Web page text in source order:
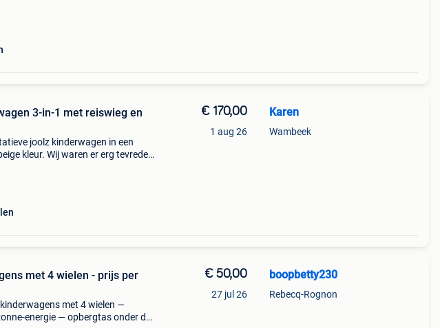
3-in-1 met reiswieg en
joolz kinderwagen in een
kleur. Wij waren er erg tevreden
€ 170,00
1 aug 26
Karen
Wambeek
met 4 wielen - prijs per
met 4 wielen —
energie — opbergtas onder de
€ 50,00
27 jul 26
boopbetty230
Rebecq-Rognon